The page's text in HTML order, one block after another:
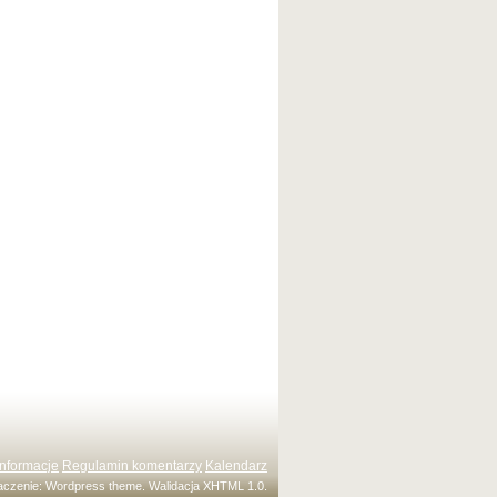
Regulamin komentarzy Kalendarz
Wordpress theme. WalidacjaXHTML 1.0.